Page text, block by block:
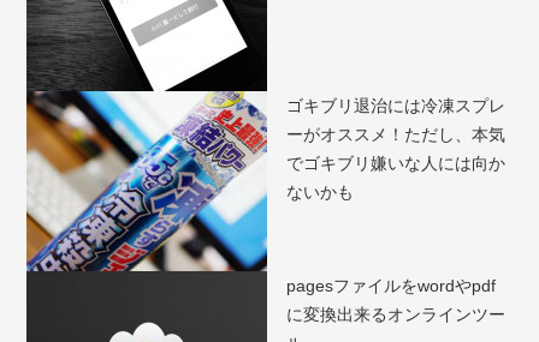
ゴキブリ退治には冷凍スプレ
ーがオススメ！ただし、本気
でゴキブリ嫌いな人には向か
ないかも
pagesファイルをwordやpdf
に変換出来るオンラインツー